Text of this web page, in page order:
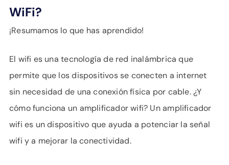
WiFi?
¡Resumamos lo que has aprendido!
El wifi es una tecnología de red inalámbrica que
permite que los dispositivos se conecten a internet
sin necesidad de una conexión física por cable. ¿Y
cómo funciona un amplificador wifi? Un amplificador
wifi es un dispositivo que ayuda a potenciar la señal
wifi y a mejorar la conectividad.